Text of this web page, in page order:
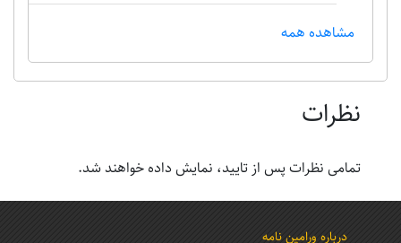
مشاهده همه
نظرات
تمامی نظرات پس از تایید، نمایش داده خواهند شد.
درباره ورامین نامه